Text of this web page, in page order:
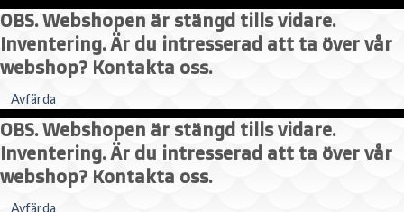
OBS. Webshopen är stängd tills vidare.
Inventering. Är du intresserad att ta över vår
webshop? Kontakta oss.
Avfärda
OBS. Webshopen är stängd tills vidare.
Inventering. Är du intresserad att ta över vår
webshop? Kontakta oss.
Avfärda